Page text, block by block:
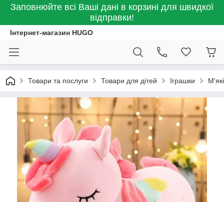
Заповнюйте всі Ваші дані в корзині для швидкої
відправки!
Інтернет-магазин HUGO
Товари та послуги Товари для дітей Іграшки